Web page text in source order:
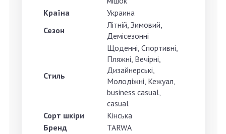
Країна
Украина
Сезон
Літній, Зимовий,
Демісезонні
Стиль
Щоденні, Спортивні,
Пляжні, Вечірні,
Дизайнерські,
Молодіжні, Кежуал,
business casual,
casual
Сорт шкіри
Кінська
Бренд
TARWA